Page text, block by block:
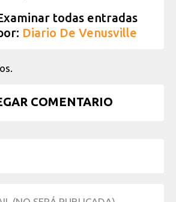
todas entradas
Diario De Venusville
COMENTARIO